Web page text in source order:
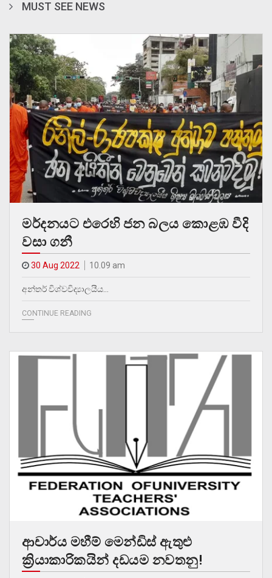
MUST SEE NEWS
මර්දනයට එරෙහි ජන බලය කොළඹ වීදි
වසා ගනී
30 Aug 2022 10.09 am
අන්තර් විශ්වවිද්‍යාලයීය…
CONTINUE READING
ආචාර්ය මහීම් මෙන්ඩිස් ඇතුළු
ක්‍රියාකාරිකයින් දඩයම නවතනු!